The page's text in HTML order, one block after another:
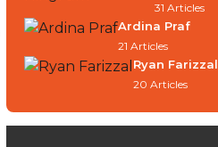
31 Articles
Ardina Praf
21 Articles
Ryan Farizzal
20 Articles